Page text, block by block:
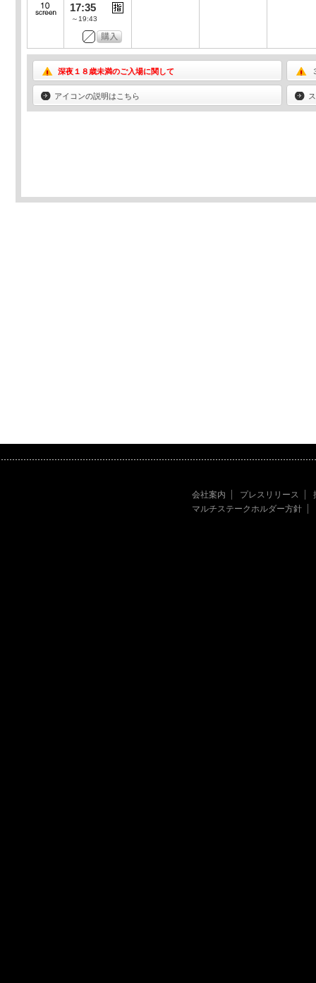
17:35
～19:43
深夜１８歳未満のご入場に関して
アイコンの説明はこちら
会社案内 プレスリリース
マルチステークホルダー方針